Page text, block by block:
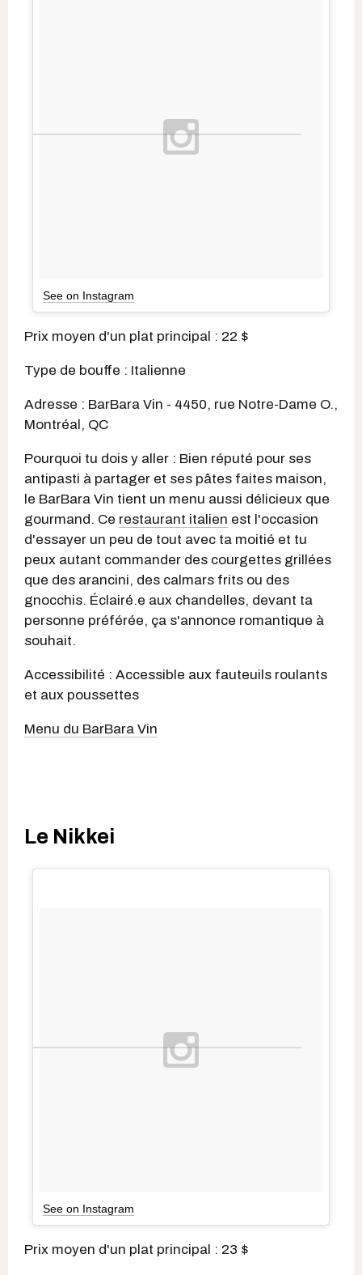
See on Instagram
Prix moyen d'un plat principal : 22 $
Type de bouffe : Italienne
Adresse : BarBara Vin - 4450, rue Notre-Dame O.,
Montréal, QC
Pourquoi tu dois y aller : Bien réputé pour ses
antipasti à partager et ses pâtes faites maison,
le BarBara Vin tient un menu aussi délicieux que
gourmand. Ce restaurant italien est l'occasion
d'essayer un peu de tout avec ta moitié et tu
peux autant commander des courgettes grillées
que des arancini, des calmars frits ou des
gnocchis. Éclairé.e aux chandelles, devant ta
personne préférée, ça s'annonce romantique à
souhait.
Accessibilité : Accessible aux fauteuils roulants
et aux poussettes
Menu du BarBara Vin
Le Nikkei
See on Instagram
Prix moyen d'un plat principal : 23 $